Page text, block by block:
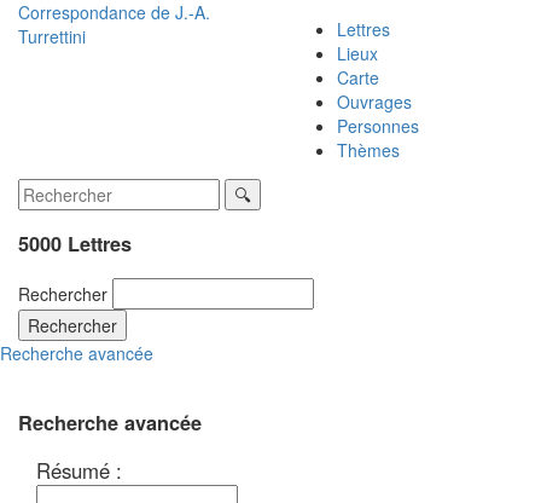
Correspondance de J.-A.
Turrettini
Lettres
Lieux
Carte
Ouvrages
Personnes
Thèmes
5000 Lettres
Rechercher
Rechercher
Recherche avancée
Recherche avancée
Résumé :